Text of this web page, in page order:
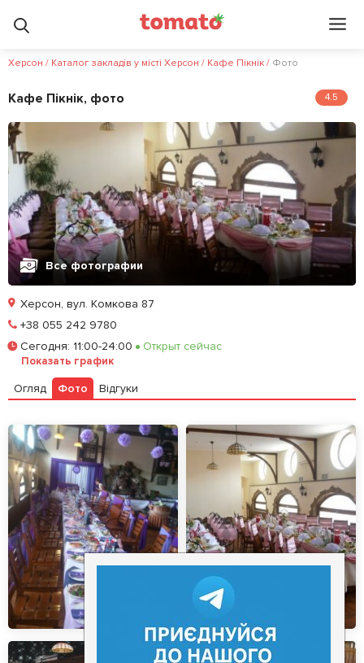
Херсон / Каталог закладів у місті Херсон / Кафе Пікнік / Фото
Кафе Пікнік, фото 4.5
Все фотографии
Залишити відгук
Херсон, вул. Комкова 87
+38 055 242 9780
Сегодня: 11:00-24:00 Открыт сейчас
Показать график
Огляд Фото Відгуки